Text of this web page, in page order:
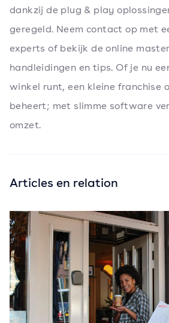
dankzij de plug & play
geregeld. Neem contact op met
experts of bekijk de online
handleidingen en tips. Of je nu
winkel runt, een kleine franchise
beheert; met slimme software
omzet.
Articles en relation